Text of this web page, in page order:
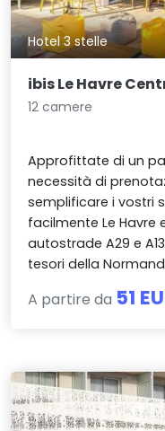
Hotel 3 stelle
ibis Le Havre
12 camere
Approfittate di un
necessità di
semplificare i vostri
facilmente Le Havre
autostrade A29 e
tesori della
A partire da 51